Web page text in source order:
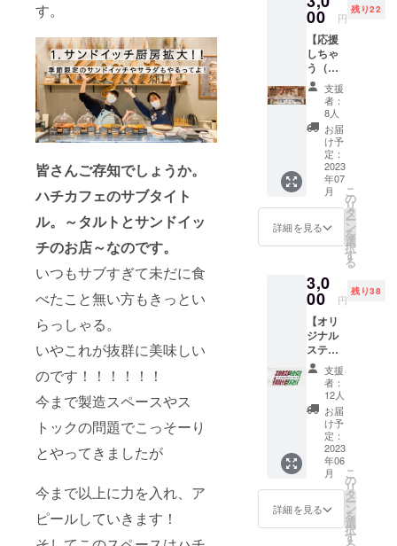
す。
皆さんご存知でしょうか。
ハチカフェのサブタイト
ル。～タルトとサンドイッ
チのお店～なのです。
いつもサブすぎて未だに食
べたこと無い方もきっとい
らっしゃる。
いやこれが抜群に美味しい
のです！！！！！！
今まで製造スペースやス
トックの問題でこっそーり
とやってきましたが
今まで以上に力を入れ、ア
ピールしていきます！
00 円
残り22
【応援
しちゃ
う（サ
ン
キュー
ター）
たの応
援した
いとい
う気持
ちに全
身全霊
を込め
かせて
くださ
い。 1
ドリン
ク交換
券とと
もにご
自宅に
郵送し
ます。
＊全国
への送
料込み
の金額
です ＊
ドリン
ク交換
支援
者：
8人
お届
け予
定：
2023
年07
月
詳細を見る
こ
の
リ
タ
ー
ン
を
選
択
す
る
3,0
00 円
残り38
【オリ
ジナル
ステッ
カー
セッ
ト】 ロ
ンT表ロ
ゴス
テッ
カー
2枚 デ
ザイン
写真2枚
目 ロン
T裏ロゴ
支援
者：
12人
お届
け予
定：
2023
年06
月
詳細を見る
こ
の
リ
タ
ー
ン
を
選
択
す